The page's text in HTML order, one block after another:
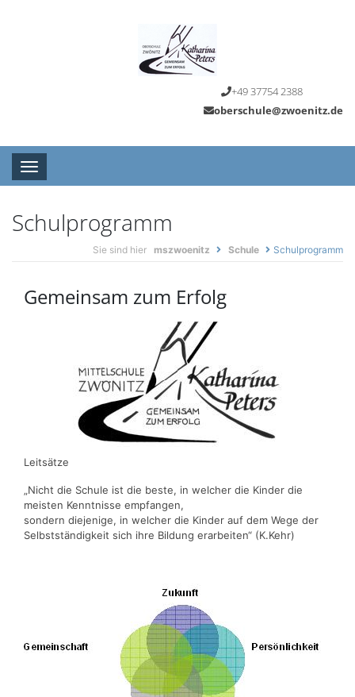
+49 37754 2388
oberschule@zwoenitz.de
Toggle navigation
Schulprogramm
Sie sind hier mszwoenitz Schule Schulprogramm
Gemeinsam zum Erfolg
Leitsätze
„Nicht die Schule ist die beste, in welcher die Kinder die
meisten Kenntnisse empfangen,
sondern diejenige, in welcher die Kinder auf dem Wege der
Selbstständigkeit sich ihre Bildung erarbeiten“ (K.Kehr)